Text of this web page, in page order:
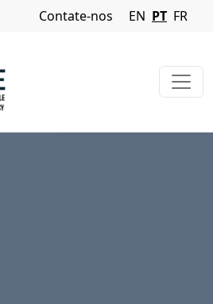
Navigation Menu
Contate-nos EN PT FR